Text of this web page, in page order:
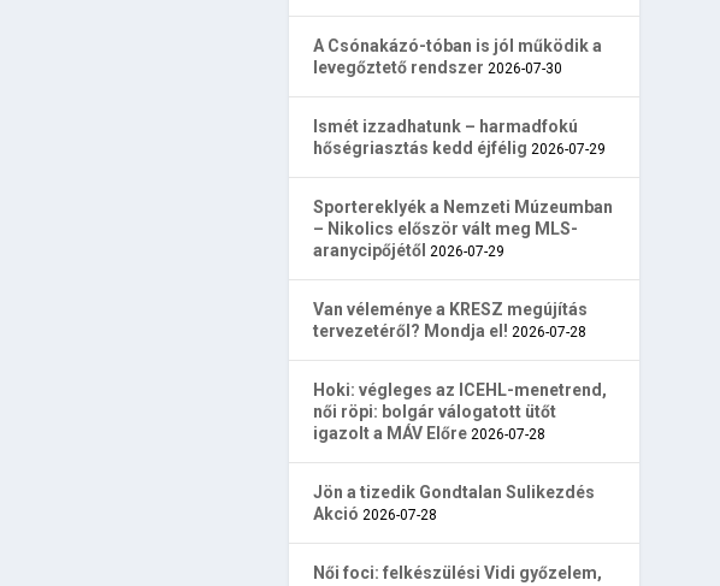
A Csónakázó-tóban is jól működik a
levegőztető rendszer 2026-07-30
Ismét izzadhatunk – harmadfokú
hőségriasztás kedd éjfélig 2026-07-29
Sportereklyék a Nemzeti Múzeumban
– Nikolics először vált meg MLS-
aranycipőjétől 2026-07-29
Van véleménye a KRESZ megújítás
tervezetéről? Mondja el! 2026-07-28
Hoki: végleges az ICEHL-menetrend,
női röpi: bolgár válogatott ütőt
igazolt a MÁV Előre 2026-07-28
Jön a tizedik Gondtalan Sulikezdés
Akció 2026-07-28
Női foci: felkészülési Vidi győzelem,